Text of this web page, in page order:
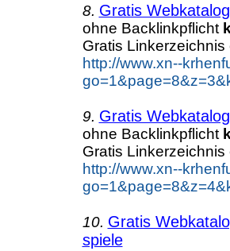
8. Gratis
ohne Backlinkpflicht
Gratis Linkerzeichnis
http://www.xn--
9. Gratis
ohne Backlinkpflicht
Gratis Linkerzeichnis
http://www.xn--
10. Gratis
spiele